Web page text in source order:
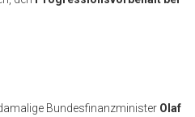
Bundesfinanzminister Olaf